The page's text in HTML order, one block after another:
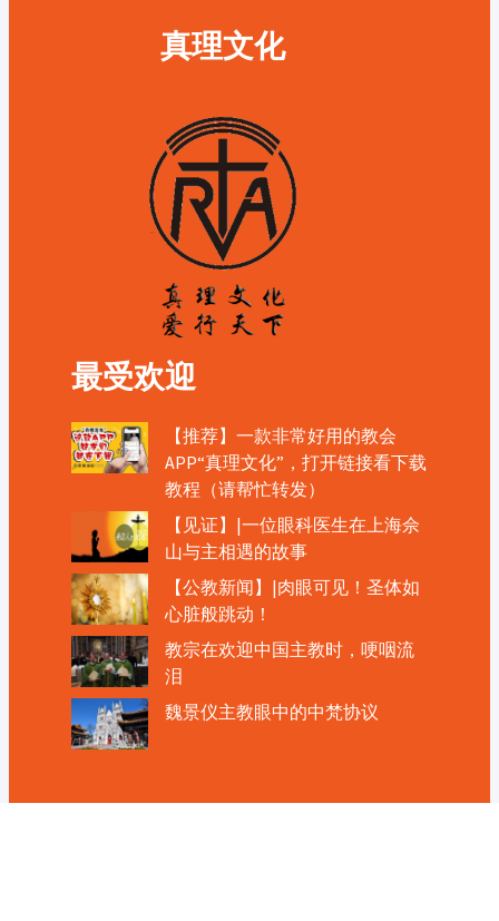
真理文化
最受欢迎
【推荐】一款非常好用的教会
APP“真理文化”，打开链接看下载
教程（请帮忙转发）
【见证】|一位眼科医生在上海佘
山与主相遇的故事
【公教新闻】|肉眼可见！圣体如
心脏般跳动！
教宗在欢迎中国主教时，哽咽流
泪
魏景仪主教眼中的中梵协议